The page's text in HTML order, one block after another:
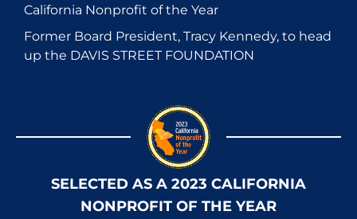
California Nonprofit of the Year
Former Board President, Tracy Kennedy, to head
up the DAVIS STREET FOUNDATION
SELECTED AS A 2023 CALIFORNIA
NONPROFIT OF THE YEAR